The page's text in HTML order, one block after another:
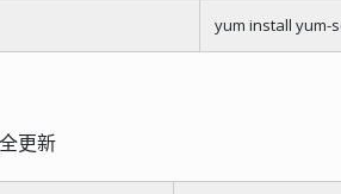
yum install yum-
更新